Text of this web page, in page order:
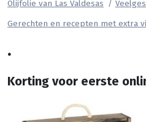
Olijfolie van Las Valdesas
Gerechten en recepten met extra
Korting voor eerste
.